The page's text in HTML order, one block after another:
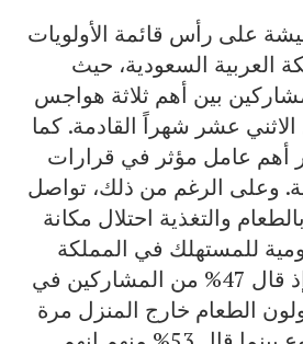
على رأس قائمة الأولويات
العربية السعودية، حيث
المشاركين بين أهم ثلاثة هواجس
عشر شهراً القادمة. كما
أهم عامل مؤثر في قرارات
وعلى الرغم من ذلك، تواصل
والتغذية احتلال مكانة
للمستهلك في المملكة
العربية السعودية، إذ قال 47% من المشاركين في
الطعام خارج المنزل مرة